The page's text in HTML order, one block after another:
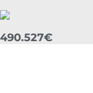
490.527€